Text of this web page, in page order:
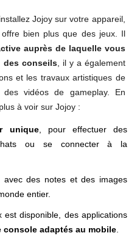
Jojoy sur votre appareil,
bien plus que des jeux. Il
auprès de laquelle vous
des conseils, il y a également
et les travaux artistiques de
vidéos de gameplay. En
à voir sur Jojoy :
unique, pour effectuer des
ou se connecter à la
, avec des notes et des images
entier.
disponible, des applications
console adaptés au mobile